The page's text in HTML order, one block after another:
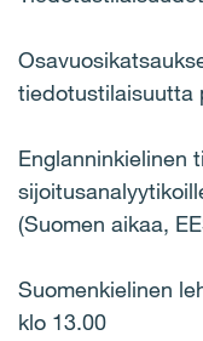
tiedotustilaisuutta
Englanninkielinen
(Suomen aikaa,
Suomenkielinen
klo 13.00